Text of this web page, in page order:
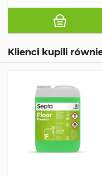
Klienci kupili